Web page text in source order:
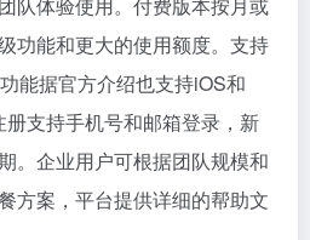
功能和更大的使用额度。支持
能据官方介绍也支持iOS和
支持手机号和邮箱登录，新
。企业用户可根据团队规模和
方案，平台提供详细的帮助文